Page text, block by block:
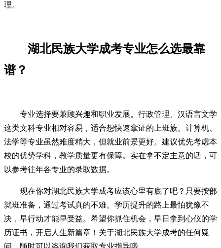
理。
湖北民族大学成考专业怎么选最靠
谱？
专业选择要兼顾兴趣和职业发展。行政管理、汉语言文学
这类文科专业相对容易，适合想快速拿证的上班族。计算机、
法学等专业虽然难度稍大，但就业前景更好。建议优先考虑本
校的优势学科，教学质量更有保障。实在拿不定主意的话，可
以参考往年各专业的录取数据。
现在你对湖北民族大学成考应该心里有底了吧？只要按部
就班准备，通过考试真的不难。学历提升的路上最怕犹豫不
决，早行动才能早受益。希望你抓住机会，早日拿到心仪的学
历证书，开启人生新篇章！关于湖北民族大学成考的任何疑
问，随时可以咨询我们获取专业指导哦。